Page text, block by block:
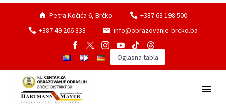
Petra Kočića 6, Brčko
+387 63 198 500
+387 49 206 333
info@obrazovanje-brcko.ba
Oglasna tabla